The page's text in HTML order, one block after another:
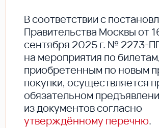
В соответствии с
Правительства Москвы от
сентября 2025 г. № 2273-
на мероприятия по билетам,
приобретенным по новым
покупки, осуществляется
обязательном
из документов согласно
утверждённому перечню.